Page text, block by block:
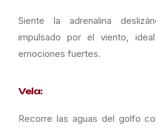
Siente la adrenalina
impulsado por el viento,
emociones fuertes.
Vela:
Recorre las aguas del golfo